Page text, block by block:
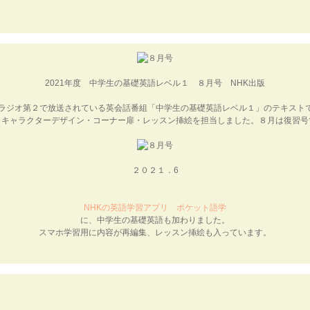
2021年度 中学生の基礎英語レベル１ ８月号 NHK出版
ジオ第２で放送されている英会話番組「中学生の基礎英語レベル１」のテキスト
ャラクターデザイン・コーナー扉・レッスン挿絵を担当しました。８月は復習号
２０２１．6
NHKの英語学習アプリ ポケット語学
に、中学生の基礎英語も加わりました。
スマホ学習用に内容が再編集、レッスン挿絵も入っています。